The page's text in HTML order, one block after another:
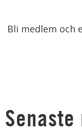
Bli medlem och